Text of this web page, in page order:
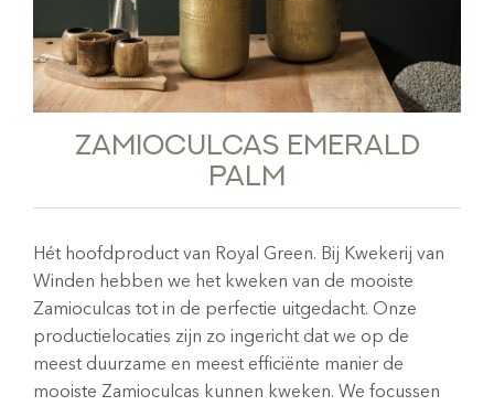
ZAMIOCULCAS EMERALD
PALM
Hét hoofdproduct van Royal Green. Bij Kwekerij van
Winden hebben we het kweken van de mooiste
Zamioculcas tot in de perfectie uitgedacht. Onze
productielocaties zijn zo ingericht dat we op de
meest duurzame en meest efficiënte manier de
mooiste Zamioculcas kunnen kweken. We focussen